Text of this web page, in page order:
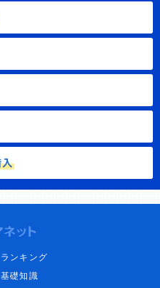
ランキング
基礎知識